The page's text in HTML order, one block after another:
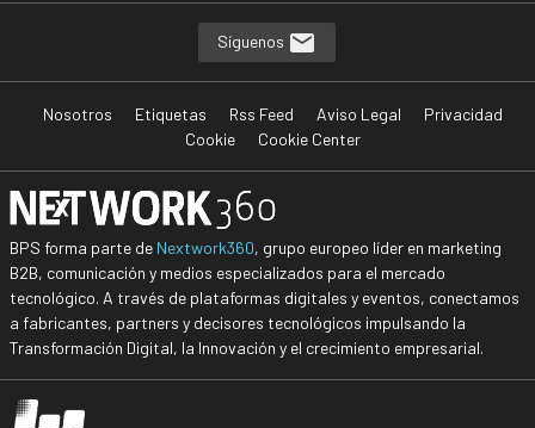
Síguenos
Nosotros Etiquetas Rss Feed Aviso Legal
Privacidad
Cookie
Cookie Center
BPS forma parte de Nextwork360, grupo europeo líder en marketing
B2B, comunicación y medios especializados para el mercado
tecnológico. A través de plataformas digitales y eventos, conectamos
a fabricantes, partners y decisores tecnológicos impulsando la
Transformación Digital, la Innovación y el crecimiento empresarial.